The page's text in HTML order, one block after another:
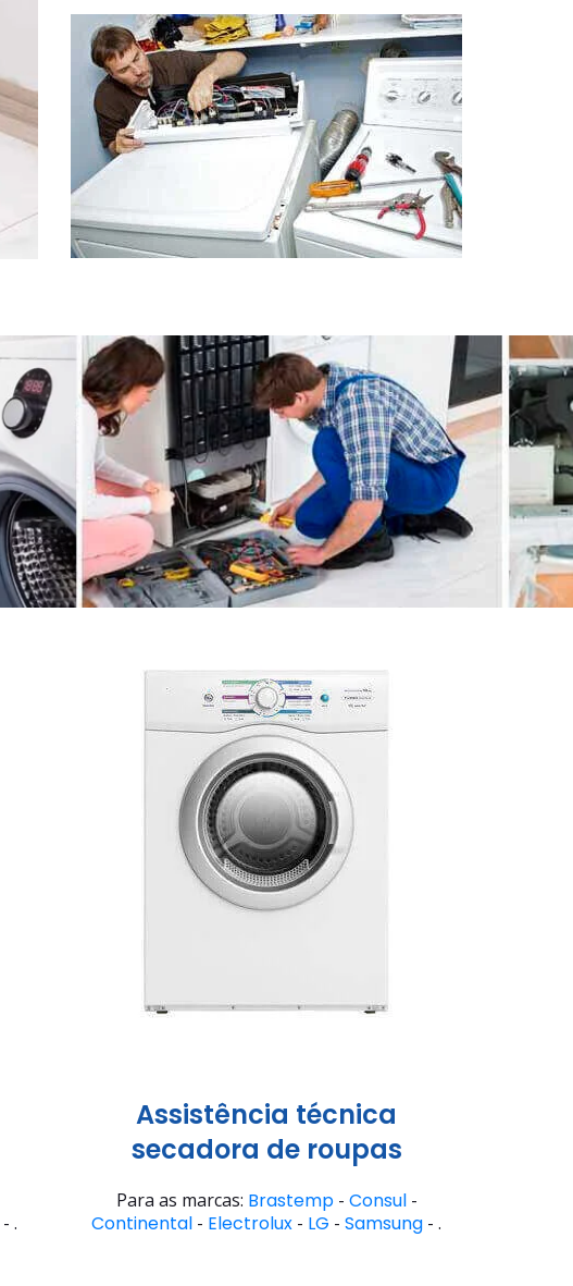
- .
Assistência técnica
secadora de roupas
Para as marcas: Brastemp- Consul-
Continental - Electrolux - LG - Samsung - .